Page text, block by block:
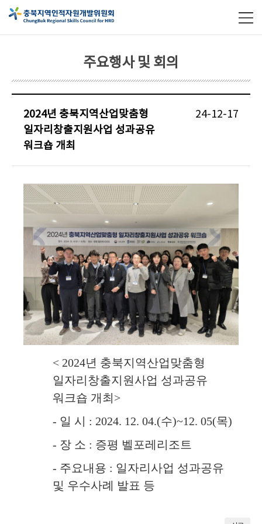
주요행사 및 회의
2024년 충북지역산업맞춤형
일자리창출지원사업 성과공유
워크숍 개최
24-12-17
< 2024년 충북지역산업맞춤형
일자리창출지원사업 성과공유
워크숍 개최>
- 일 시 : 2024. 12. 04.(수)~12. 05(목)
- 장 소 : 증평 벨포레리조트
- 주요내용 : 일자리사업 성과공유
및 우수사례 발표 등